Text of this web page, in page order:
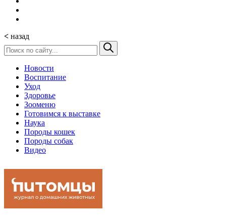
< назад
Новости
Воспитание
Уход
Здоровье
Зооменю
Готовимся к выставке
Наука
Породы кошек
Породы собак
Видео